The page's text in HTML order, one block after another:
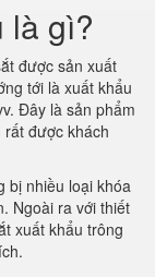
là gì?
được sản xuất
tới là xuất khẩu
Đây là sản phẩm
được khách
bị nhiều loại khóa
Ngoài ra với thiết
xuất khẩu trông